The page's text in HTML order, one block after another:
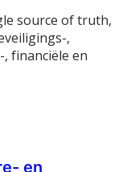
source of truth,
,
financiële en
en